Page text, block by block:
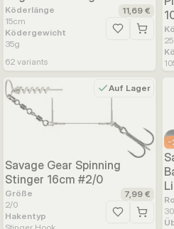
Köderlänge
15cm
Ködergewicht
35g
11,69 €
Zur
62 variants
25
Auf Lager
Savage Gear Spinning
Stinger 16cm #2/0
Größe
2/0
Hakentyp
7,99 €
Zur
-